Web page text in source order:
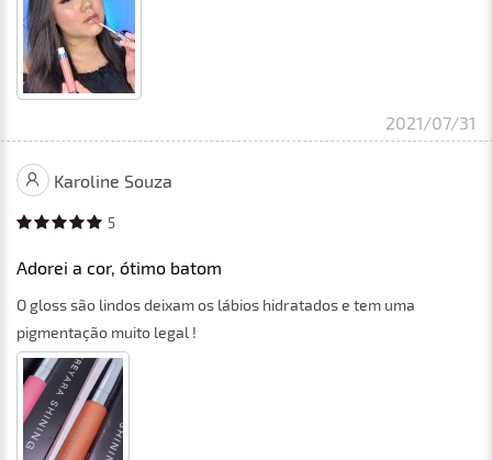
2021/07/31
Karoline Souza
5
Adorei a cor, ótimo batom
O gloss são lindos deixam os lábios hidratados e tem uma
pigmentação muito legal !